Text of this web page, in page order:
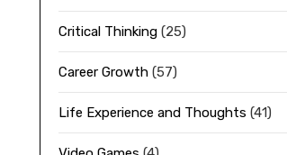
Critical Thinking(25)
Career Growth(57)
Life Experience and Thoughts (41)